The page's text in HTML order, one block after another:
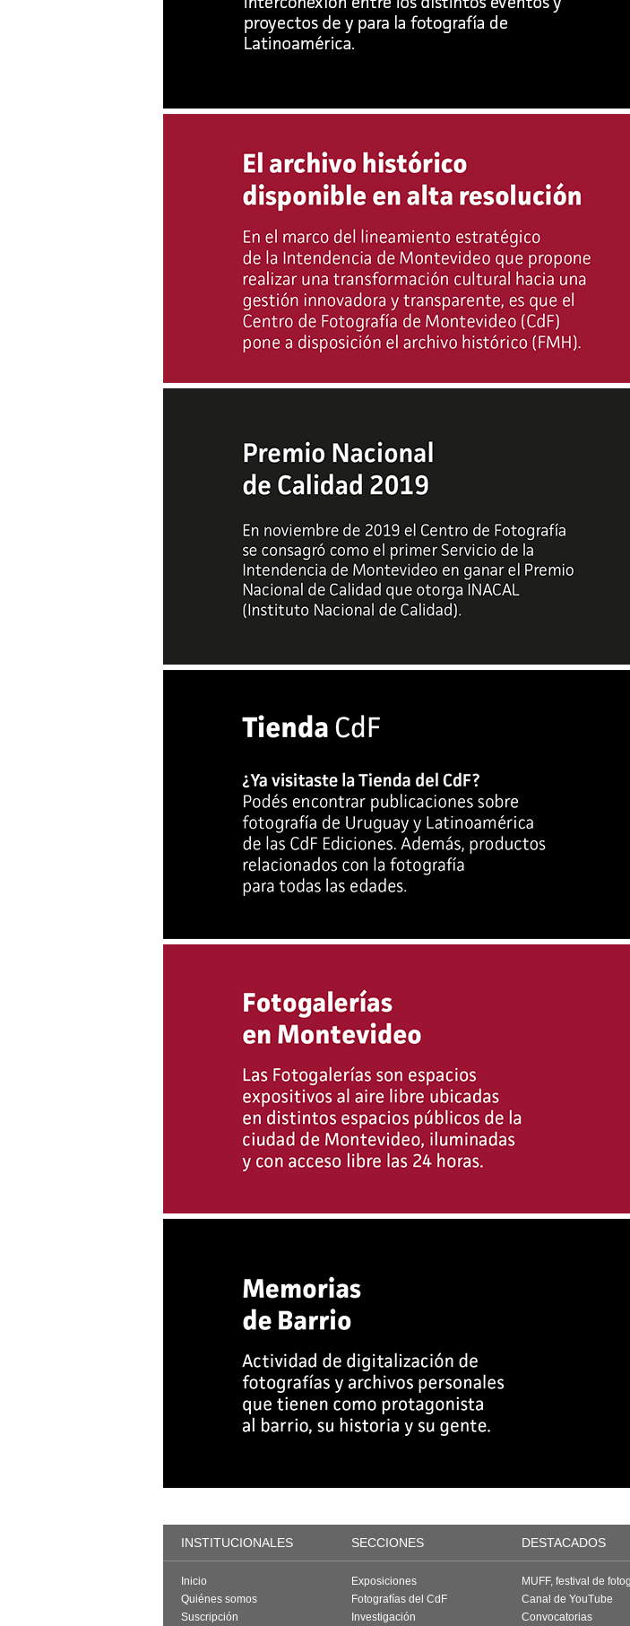
INSTITUCIONALES SECCIONES DESTACADOS
Inicio
Quiénes somos
Suscripción
Exposiciones
Fotografías del CdF
Investigación
MUFF, festival de
Canal de YouTube
Convocatorias